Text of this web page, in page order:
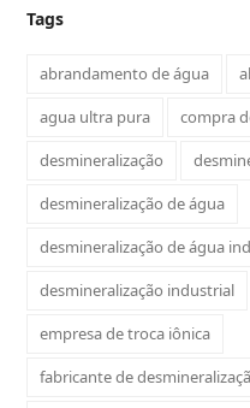
Tags
abrandamento de água
agua ultra pura
compra
desmineralização
desmineralização de água
desmineralização de água
desmineralização industrial
empresa de troca iônica
fabricante de